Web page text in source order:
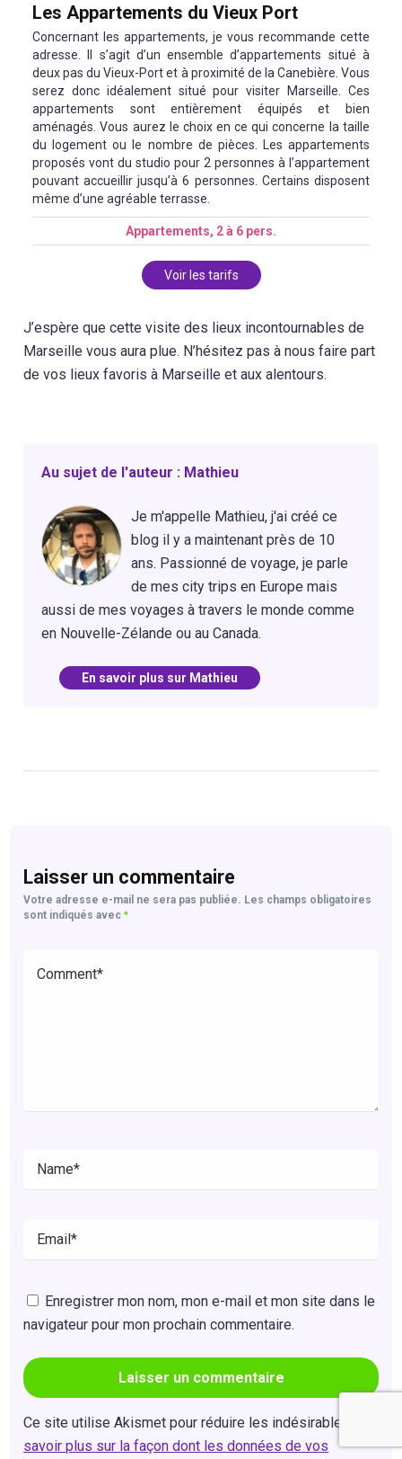
Les Appartements du Vieux Port
Concernant les appartements, je vous recommande cette
adresse. Il s’agit d’un ensemble d’appartements situé à
deux pas du Vieux-Port et à proximité de la Canebière. Vous
serez donc idéalement situé pour visiter Marseille. Ces
appartements sont entièrement équipés et bien
aménagés. Vous aurez le choix en ce qui concerne la taille
du logement ou le nombre de pièces. Les appartements
proposés vont du studio pour 2 personnes à l’appartement
pouvant accueillir jusqu’à 6 personnes. Certains disposent
même d’une agréable terrasse.
Appartements, 2 à 6 pers.
Voir les tarifs
J’espère que cette visite des lieux incontournables de
Marseille vous aura plue. N’hésitez pas à nous faire part
de vos lieux favoris à Marseille et aux alentours.
Au sujet de l'auteur : Mathieu
Je m'appelle Mathieu, j'ai créé ce
blog il y a maintenant près de 10
ans. Passionné de voyage, je parle
de mes city trips en Europe mais
aussi de mes voyages à travers le monde comme
en Nouvelle-Zélande ou au Canada.
En savoir plus sur Mathieu
Laisser un commentaire
Votre adresse e-mail ne sera pas publiée. Les champs obligatoires
sont indiqués avec*
Enregistrer mon nom, mon e-mail et mon site dans le
navigateur pour mon prochain commentaire.
Ce site utilise Akismet pour réduire les indésirables.
savoir plus sur la façon dont les données de vos